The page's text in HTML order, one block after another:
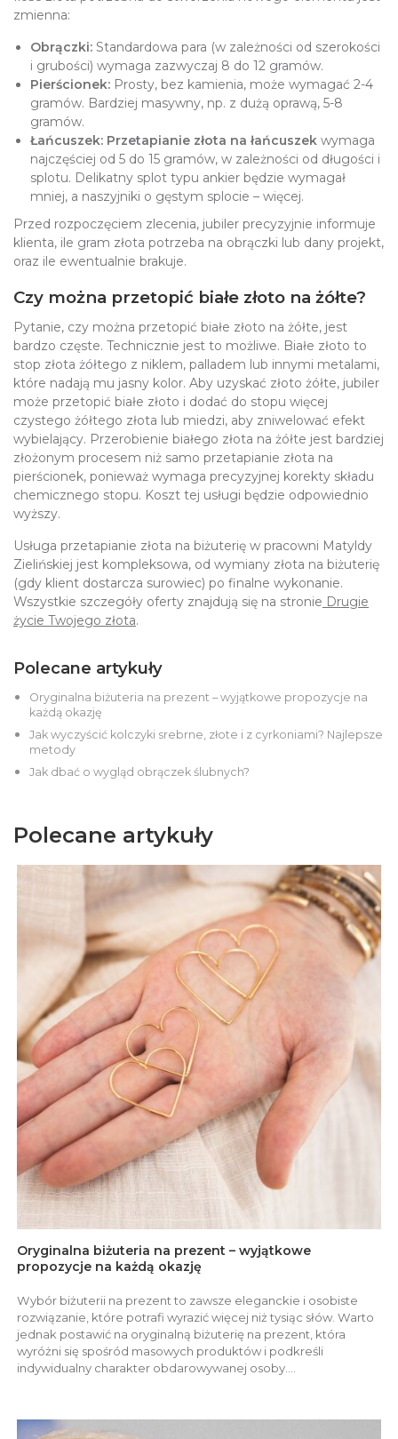
zmienna:
Obrączki: Standardowa para (w zależności od szerokości
i grubości) wymaga zazwyczaj 8 do 12 gramów.
Pierścionek: Prosty, bez kamienia, może wymagać 2-4
gramów. Bardziej masywny, np. z dużą oprawą, 5-8
gramów.
Łańcuszek: Przetapianie złota na łańcuszek wymaga
najczęściej od 5 do 15 gramów, w zależności od długości i
splotu. Delikatny splot typu ankier będzie wymagał
mniej, a naszyjniki o gęstym splocie – więcej.
Przed rozpoczęciem zlecenia, jubiler precyzyjnie informuje
klienta, ile gram złota potrzeba na obrączki lub dany projekt,
oraz ile ewentualnie brakuje.
Czy można przetopić białe złoto na żółte?
Pytanie, czy można przetopić białe złoto na żółte, jest
bardzo częste. Technicznie jest to możliwe. Białe złoto to
stop złota żółtego z niklem, palladem lub innymi metalami,
które nadają mu jasny kolor. Aby uzyskać złoto żółte, jubiler
może przetopić białe złoto i dodać do stopu więcej
czystego żółtego złota lub miedzi, aby zniwelować efekt
wybielający. Przerobienie białego złota na żółte jest bardziej
złożonym procesem niż samo przetapianie złota na
pierścionek, ponieważ wymaga precyzyjnej korekty składu
chemicznego stopu. Koszt tej usługi będzie odpowiednio
wyższy.
Usługa przetapianie złota na biżuterię w pracowni Matyldy
Zielińskiej jest kompleksowa, od wymiany złota na biżuterię
(gdy klient dostarcza surowiec) po finalne wykonanie.
Wszystkie szczegóły oferty znajdują się na stronie Drugie
życie Twojego złota.
Polecane artykuły
Oryginalna biżuteria na prezent – wyjątkowe propozycje na
każdą okazję
Jak wyczyścić kolczyki srebrne, złote i z cyrkoniami? Najlepsze
metody
Jak dbać o wygląd obrączek ślubnych?
Polecane artykuły
Oryginalna biżuteria na prezent – wyjątkowe
propozycje na każdą okazję
Wybór biżuterii na prezent to zawsze eleganckie i osobiste
rozwiązanie, które potrafi wyrazić więcej niż tysiąc słów. Warto
jednak postawić na oryginalną biżuterię na prezent, która
wyróżni się spośród masowych produktów i podkreśli
indywidualny charakter obdarowywanej osoby....